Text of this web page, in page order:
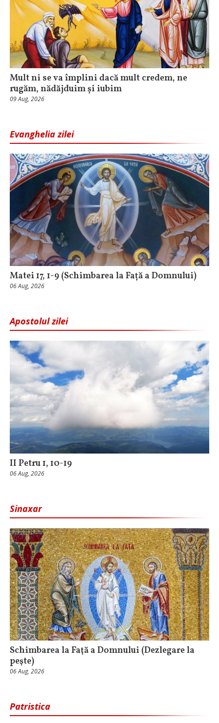
Mult ni se va împlini dacă mult credem, ne
rugăm, nădăjduim și iubim
09 Aug, 2026
Evanghelia zilei
Matei 17, 1-9 (Schimbarea la Față a Domnului)
06 Aug, 2026
Apostolul zilei
II Petru 1, 10-19
06 Aug, 2026
Sinaxar
Schimbarea la Faţă a Domnului (Dezlegare la
peşte)
06 Aug, 2026
Patristica